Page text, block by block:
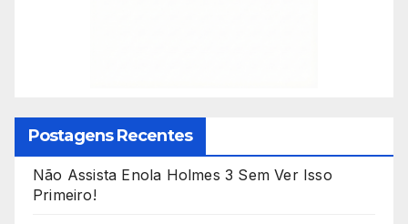
Postagens Recentes
Não Assista Enola Holmes 3 Sem Ver Isso
Primeiro!